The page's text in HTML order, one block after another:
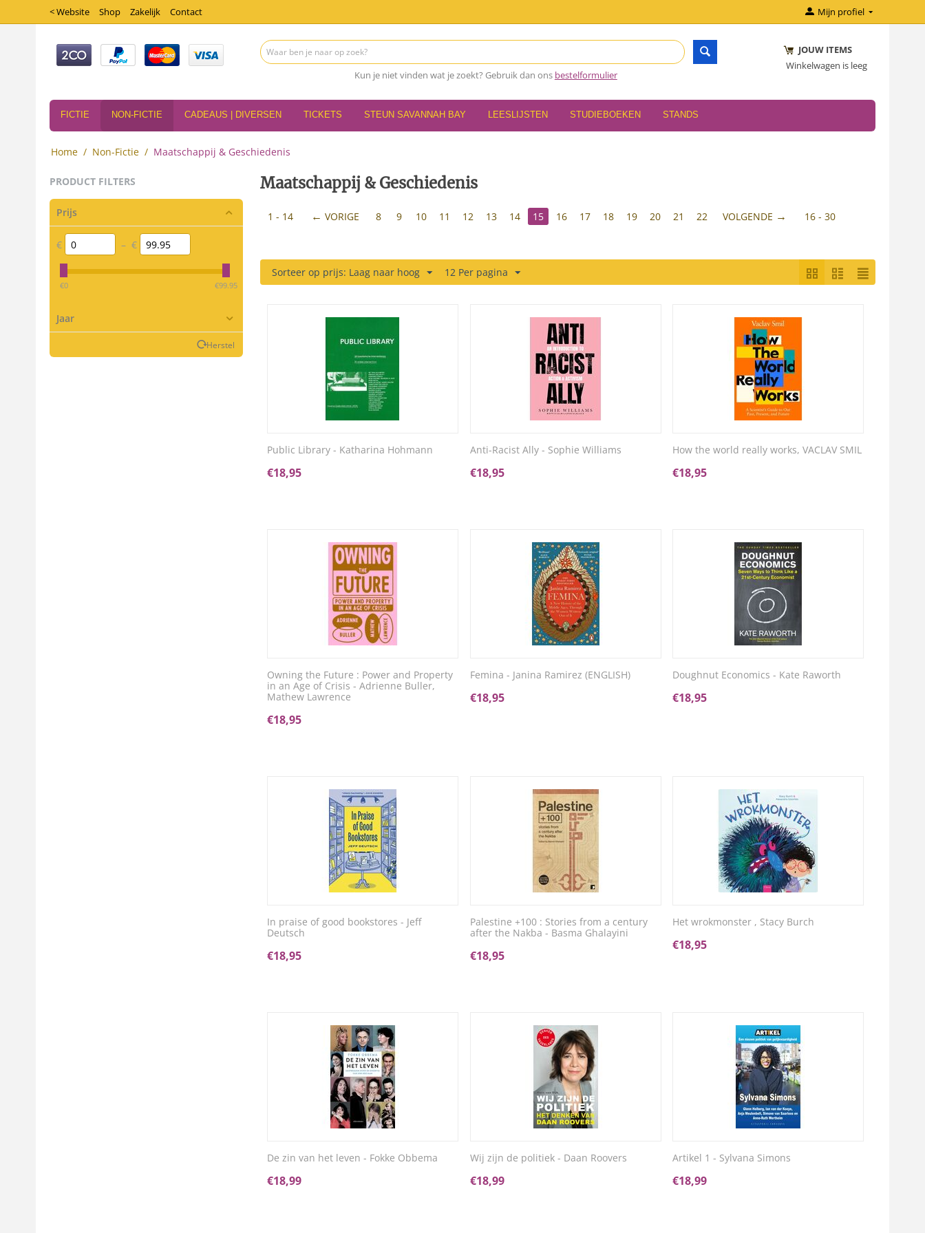
< Website Shop Zakelijk Contact Mijn profiel
Kun je niet vinden wat je zoekt? Gebruik dan ons bestelformulier
JOUW ITEMS
Winkelwagen is leeg
FICTIE NON-FICTIE CADEAUS | DIVERSEN TICKETS STEUN SAVANNAH BAY LEESLIJSTEN STUDIEBOEKEN STANDS
Home / Non-Fictie / Maatschappij & Geschiedenis
PRODUCT FILTERS
Prijs
€ – €
‎€0 ‎€99.95
Jaar
Herstel
Maatschappij & Geschiedenis
1 - 14 VORIGE 8 9 10 11 12 13 14 15 16 17 18 19 20 21 22 VOLGENDE 16 - 30
Sorteer op prijs: Laag naar hoog 12 Per pagina
Public Library - Katharina Hohmann
€18,95
Anti-Racist Ally - Sophie Williams
€18,95
How the world really works, VACLAV SMIL
€18,95
Owning the Future : Power and Property
in an Age of Crisis - Adrienne Buller,
Mathew Lawrence
€18,95
Femina - Janina Ramirez (ENGLISH)
€18,95
Doughnut Economics - Kate Raworth
€18,95
In praise of good bookstores - Jeff
Deutsch
€18,95
Palestine +100 : Stories from a century
after the Nakba - Basma Ghalayini
€18,95
Het wrokmonster , Stacy Burch
€18,95
De zin van het leven - Fokke Obbema
€18,99
Wij zijn de politiek - Daan Roovers
€18,99
Artikel 1 - Sylvana Simons
€18,99